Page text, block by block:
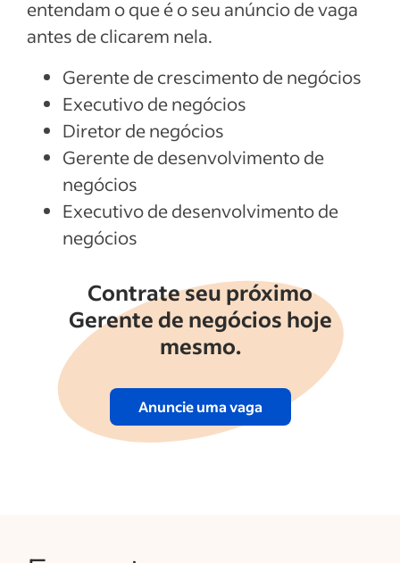
entendam o que é o seu anúncio de vaga
antes de clicarem nela.
Gerente de crescimento de negócios
Executivo de negócios
Diretor de negócios
Gerente de desenvolvimento de
negócios
Executivo de desenvolvimento de
negócios
Contrate seu próximo
Gerente de negócios hoje
mesmo.
Anuncie uma vaga